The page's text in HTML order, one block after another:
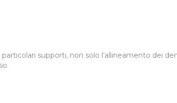
supporti, non solo l’allineamento dei